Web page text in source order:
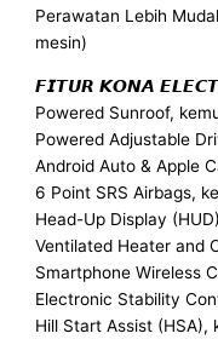
Perawatan Lebih
mesin)
𝙁𝙄𝙏𝙐𝙍 𝙆𝙊𝙉𝘼
Powered Sunroof,
Powered Adjustable
Android Auto & Apple
6 Point SRS Airbags,
Head-Up Display
Ventilated Heater and
Smartphone Wireless
Electronic Stability
Hill Start Assist (HSA),